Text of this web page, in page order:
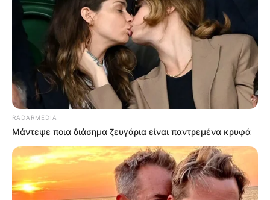
RADARMEDIA
Μάντεψε ποια διάσημα ζευγάρια είναι παντρεμένα κρυφά